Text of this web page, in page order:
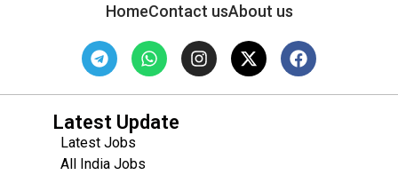
HomeContact usAbout us
Latest Update
Latest Jobs
All India Jobs